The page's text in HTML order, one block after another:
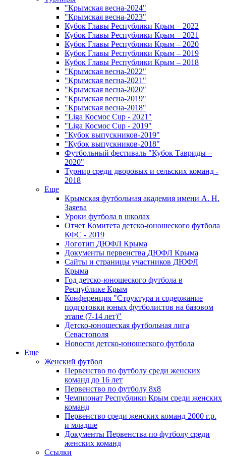
"Крымская весна-2024"
"Крымская весна-2023"
Кубок Главы Республики Крым – 2022
Кубок Главы Республики Крым – 2021
Кубок Главы Республики Крым – 2020
Кубок Главы Республики Крым – 2019
Кубок Главы Республики Крым – 2018
"Крымская весна-2022"
"Крымская весна-2021"
"Крымская весна-2020"
"Крымская весна-2019"
"Крымская весна-2018"
"Liga Космос Cup - 2021"
"Liga Космос Cup - 2019"
"Кубок выпускников-2019"
"Кубок выпускников-2018"
Футбольный фестиваль "Кубок Тавриды –
2020"
Турнир среди дворовых и сельских команд -
2018
Еще
Крымская футбольная академия имени А. Н.
Заяева
Уроки футбола в школах
Отчет Комитета детско-юношеского футбола
КФС - 2019
Логотип ДЮФЛ Крыма
Документы первенства ДЮФЛ Крыма
Сайты и страницы участников ДЮФЛ
Крыма
Год детско-юношеского футбола в
Республике Крым
Конференция "Структура и содержание
подготовки юных футболистов на базовом
этапе (7-14 лет)"
Детско-юношеская футбольная лига
Севастополя
Новости детско-юношеского футбола
Еще
Женский футбол
Первенство по футболу среди женских
команд до 16 лет
Первенство по футболу 8х8
Чемпионат Республики Крым среди женских
команд
Первенство среди женских команд 2000 г.р.
и младше
Документы Первенства по футболу среди
женских команд
Ссылки